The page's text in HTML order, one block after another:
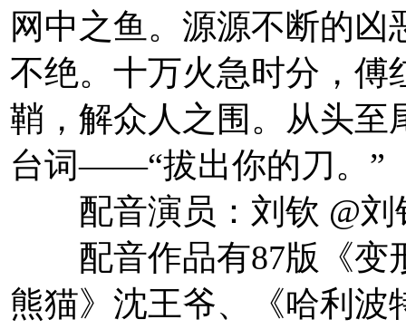
网中之鱼。源源不断的
不绝。十万火急时分，傅
鞘，解众人之围。从头至
台词——“拔出你的刀。”
配音演员：刘钦 @刘
配音作品有87版《变
熊猫》沈王爷、《哈利波